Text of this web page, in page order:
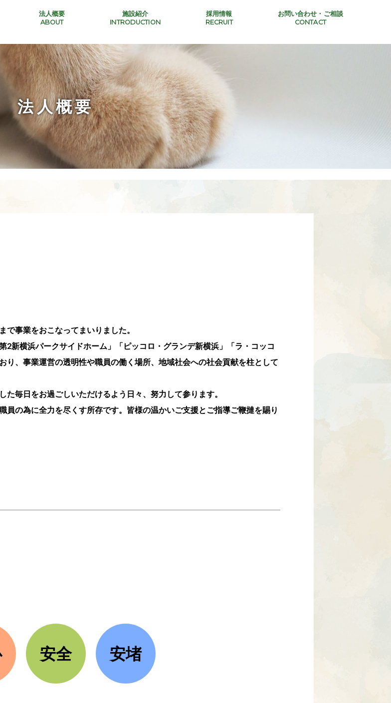
法人概要
ABOUT
施設紹介
INTRODUCTION
採用情報
RECRUIT
お問い合わせ・ご相談
CONTACT
法人概要
事業をおこなってまいりました。
2新横浜パークサイドホーム」「ピッコロ・グランデ新横浜」「ラ・コッコ
り、事業運営の透明性や職員の働く場所、地域社会への社会貢献を柱として
毎日をお過ごしいただけるよう日々、努力して参ります。
員の為に全力を尽くす所存です。皆様の温かいご支援とご指導ご鞭撻を賜り
安全 安堵